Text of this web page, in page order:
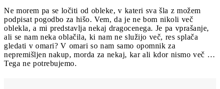
Ne morem pa se ločiti od obleke, v kateri sva šla z možem
podpisat pogodbo za hišo. Vem, da je ne bom nikoli več
oblekla, a mi predstavlja nekaj dragocenega. Je pa vprašanje,
ali se nam neka oblačila, ki nam ne služijo več, res splača
gledati v omari? V omari so nam samo opomnik za
nepremišljen nakup, morda za nekaj, kar ali kdor nismo več …
Tega ne potrebujemo.